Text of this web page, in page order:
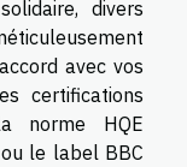
divers
avec vos
certifications
norme HQE
le label BBC